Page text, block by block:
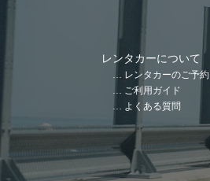
レンタカーについて
レンタカーのご予約
ご利用ガイド
よくある質問